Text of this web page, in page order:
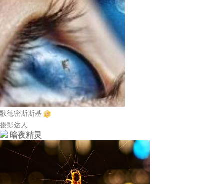
歌德密斯斯基
摄影达人
暗夜精灵